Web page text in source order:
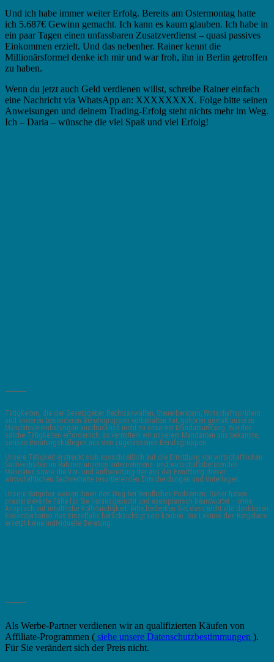
Und ich habe immer weiter Erfolg. Bereits am Ostermontag hatte
ich 5.687€ Gewinn gemacht. Ich kann es kaum glauben. Ich habe in
ein paar Tagen einen unfassbaren Zusatzverdienst – quasi passives
Einkommen erzielt. Und das nebenher. Rainer kennt die
Millionärsformel denke ich mir und war froh, ihn in Berlin getroffen
zu haben.
Wenn du jetzt auch Geld verdienen willst, schreibe Rainer einfach
eine Nachricht via WhatsApp an: XXXXXXXX. Folge bitte seinen
Anweisungen und deinem Trading-Erfolg steht nichts mehr im Weg.
Ich – Daria – wünsche die viel Spaß und viel Erfolg!
Tätigkeiten, die der Gesetzgeber Rechtsanwälten, Steuerberatern, Wirtschaftsprüfern
und anderen besonderen Berufsgruppen vorbehalten hat, gehören gemäß unseren
Mandatsvereinbarungen ausdrücklich nicht zu unserem Mandatsumfang. Werden
solche Tätigkeiten erforderlich, so vermitteln wir unserem Mandanten uns bekannte,
seriöse Beratungskollegen aus den zugelassenen Berufsgruppen.
Unsere Tätigkeit erstreckt sich ausschließlich auf die Ermittlung von wirtschaftlichen
Sachverhalten im Rahmen unseres unternehmens- und wirtschaftsberatenden
Mandates sowie die Vor- und Aufbereitung der aus der Ermittlung dieser
wirtschaftlichen Sachverhalte resultierenden Entscheidungen und Unterlagen.
Unsere Ratgeber weisen Ihnen den Weg bei beruflichen Problemen. Daher haben
praxisrelevante Fälle für Sie herausgesucht und exemplarisch beantwortet – ohne
Anspruch auf inhaltliche Vollständigkeit. Bitte bedenken Sie, dass nicht alle denkbaren
Besonderheiten des Einzelfalls berücksichtigt sein können. Die Lektüre des Ratgebers
ersetzt keine individuelle Beratung.
Als Werbe-Partner verdienen wir an qualifizierten Käufen von
Affiliate-Programmen ( siehe unsere Datenschutzbestimmungen ).
Für Sie verändert sich der Preis nicht.